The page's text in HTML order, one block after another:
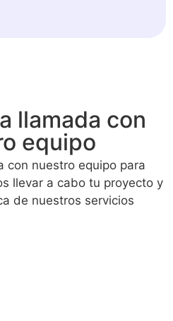
llamada con
equipo
con nuestro equipo para
llevar a cabo tu proyecto y
de nuestros servicios